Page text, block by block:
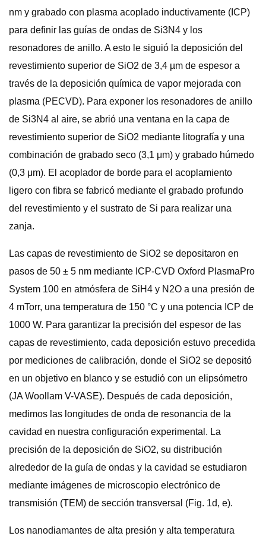
nm y grabado con plasma acoplado inductivamente (ICP)
para definir las guías de ondas de Si3N4 y los
resonadores de anillo. A esto le siguió la deposición del
revestimiento superior de SiO2 de 3,4 µm de espesor a
través de la deposición química de vapor mejorada con
plasma (PECVD). Para exponer los resonadores de anillo
de Si3N4 al aire, se abrió una ventana en la capa de
revestimiento superior de SiO2 mediante litografía y una
combinación de grabado seco (3,1 μm) y grabado húmedo
(0,3 μm). El acoplador de borde para el acoplamiento
ligero con fibra se fabricó mediante el grabado profundo
del revestimiento y el sustrato de Si para realizar una
zanja.
Las capas de revestimiento de SiO2 se depositaron en
pasos de 50 ± 5 nm mediante ICP-CVD Oxford PlasmaPro
System 100 en atmósfera de SiH4 y N2O a una presión de
4 mTorr, una temperatura de 150 °C y una potencia ICP de
1000 W. Para garantizar la precisión del espesor de las
capas de revestimiento, cada deposición estuvo precedida
por mediciones de calibración, donde el SiO2 se depositó
en un objetivo en blanco y se estudió con un elipsómetro
(JA Woollam V-VASE). Después de cada deposición,
medimos las longitudes de onda de resonancia de la
cavidad en nuestra configuración experimental. La
precisión de la deposición de SiO2, su distribución
alrededor de la guía de ondas y la cavidad se estudiaron
mediante imágenes de microscopio electrónico de
transmisión (TEM) de sección transversal (Fig. 1d, e).
Los nanodiamantes de alta presión y alta temperatura